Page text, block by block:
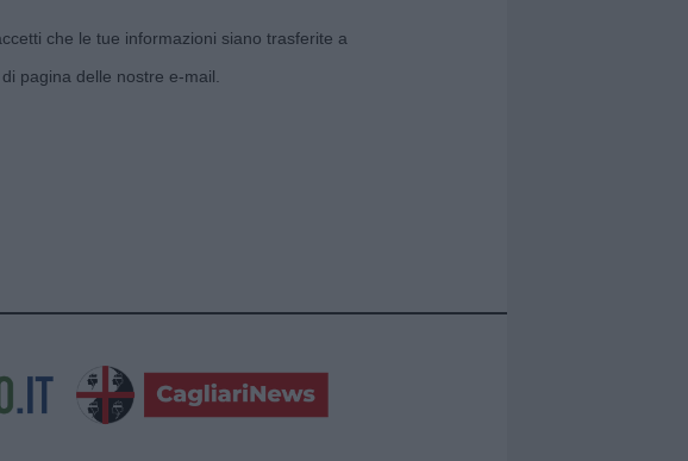
che le tue informazioni siano trasferite a
pagina delle nostre e-mail.